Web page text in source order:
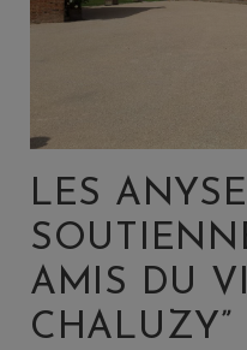
LES
AMIS DU
CHALUZY”